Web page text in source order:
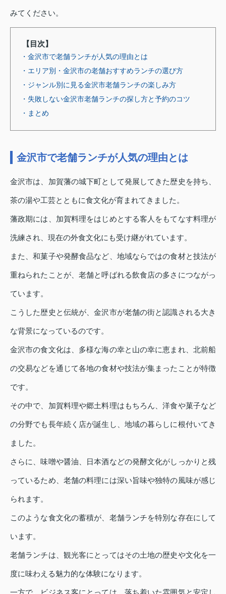
みてください。
【目次】
・金沢市で老舗ランチが人気の理由とは
・エリア別・金沢市の老舗おすすめランチの選び方
・ジャンル別に見る金沢市老舗ランチの楽しみ方
・失敗しない金沢市老舗ランチの探し方と予約のコツ
・まとめ
金沢市で老舗ランチが人気の理由とは
金沢市は、加賀藩の城下町として発展してきた歴史を持ち、
茶の湯や工芸とともに食文化が育まれてきました。
藩政期には、加賀料理をはじめとする客人をもてなす料理が
洗練され、現在の外食文化にも受け継がれています。
また、和菓子や発酵食品など、地域ならではの食材と技法が
重ねられたことが、老舗と呼ばれる飲食店の多さにつながっ
ています。
こうした歴史と伝統が、金沢市が老舗の街と認識される大き
な背景になっているのです。
金沢市の食文化は、多様な海の幸と山の幸に恵まれ、北前船
の交易などを通じて各地の食材や技法が集まったことが特徴
です。
その中で、加賀料理や郷土料理はもちろん、洋食や菓子など
の分野でも長年続く店が誕生し、地域の暮らしに根付いてき
ました。
さらに、味噌や醤油、日本酒などの発酵文化がしっかりと残
っているため、老舗の料理には深い旨味や独特の風味が感じ
られます。
このような食文化の蓄積が、老舗ランチを特別な存在にして
います。
老舗ランチは、観光客にとってはその土地の歴史や文化を一
度に味わえる魅力的な体験になります。
一方で、ビジネス客にとっては、落ち着いた雰囲気と安定し